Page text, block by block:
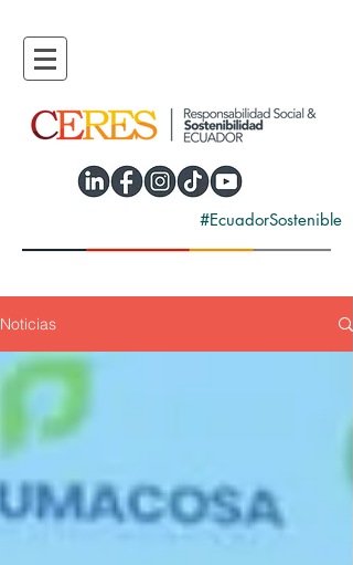
#EcuadorSostenible
Noticias